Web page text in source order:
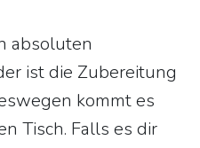
absoluten
ist die Zubereitung
kommt es
Tisch. Falls es dir